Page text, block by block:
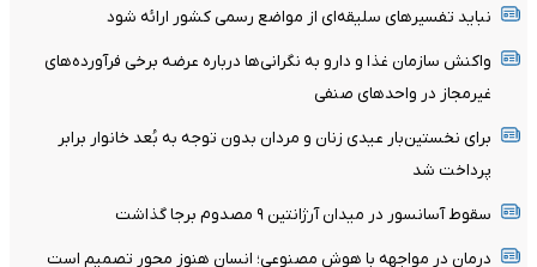
نباید تفسیرهای سلیقه‌ای از مواضع رسمی کشور ارائه شود
واکنش سازمان غذا و دارو به نگرانی‌ها درباره عرضه برخی فرآورده‌های
غیرمجاز در واحدهای صنفی
برای نخستین‌بار عیدی زنان و مردان بدون توجه به بُعد خانوار برابر
پرداخت شد
سقوط آسانسور در میدان آرژانتین ۹ مصدوم برجا گذاشت
درمان در مواجهه با هوش مصنوعی؛ انسان هنوز محور تصمیم است